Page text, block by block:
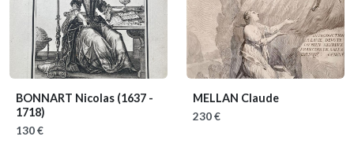
BONNART Nicolas (1637 -
1718)
130 €
MELLAN Claude
230 €